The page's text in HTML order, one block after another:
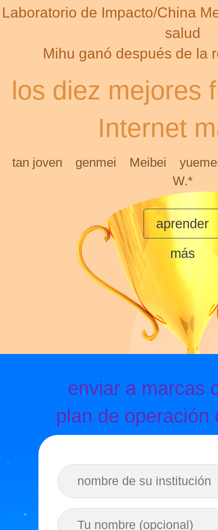
Laboratorio de Impacto/China
salud
Mihu ganó después de la
los diez mejores
Internet
tan joven genmei Meibei
W.*
aprender
más
enviar a marcas